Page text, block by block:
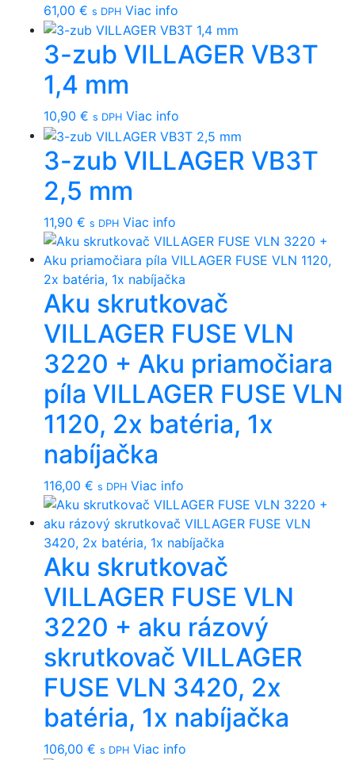
61,00 € s DPH Viac info
3-zub VILLAGER VB3T
1,4 mm
10,90 € s DPH Viac info
3-zub VILLAGER VB3T
2,5 mm
11,90 € s DPH Viac info
Aku skrutkovač
VILLAGER FUSE VLN
3220 + Aku priamočiara
píla VILLAGER FUSE VLN
1120, 2x batéria, 1x
nabíjačka
116,00 € s DPH Viac info
Aku skrutkovač
VILLAGER FUSE VLN
3220 + aku rázový
skrutkovač VILLAGER
FUSE VLN 3420, 2x
batéria, 1x nabíjačka
106,00 € s DPH Viac info